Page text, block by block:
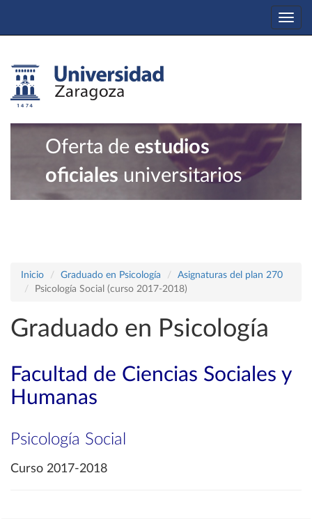
Oferta de estudios
oficiales universitarios
Inicio Graduado en Psicología
Asignaturas del plan 270
Psicología Social (curso 2017-2018)
Graduado en Psicología
Facultad de Ciencias Sociales y
Humanas
Psicología Social
Curso 2017-2018